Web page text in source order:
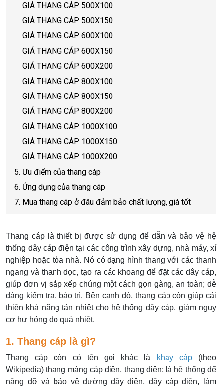
GIÁ THANG CÁP 500X100
GIÁ THANG CÁP 500X150
GIÁ THANG CÁP 600X100
GIÁ THANG CÁP 600X150
GIÁ THANG CÁP 600X200
GIÁ THANG CÁP 800X100
GIÁ THANG CÁP 800X150
GIÁ THANG CÁP 800X200
GIÁ THANG CÁP 1000X100
GIÁ THANG CÁP 1000X150
GIÁ THANG CÁP 1000X200
5. Ưu điểm của thang cáp
6. Ứng dụng của thang cáp
7. Mua thang cáp ở đâu đảm bảo chất lượng, giá tốt
Thang cáp là thiết bị được sử dụng để dẫn và bảo vệ hệ
thống dây cáp điện tại các công trình xây dựng, nhà máy, xí
nghiệp hoặc tòa nhà. Nó có dạng hình thang với các thanh
ngang và thanh dọc, tạo ra các khoang để đặt các dây cáp,
giúp đơn vị sắp xếp chúng một cách gọn gàng, an toàn; dễ
dàng kiểm tra, bảo trì. Bên cạnh đó, thang cáp còn giúp cải
thiện khả năng tản nhiệt cho hệ thống dây cáp, giảm nguy
cơ hư hỏng do quá nhiệt.
1. Thang cáp là gì?
Thang cáp còn có tên gọi khác là khay cáp(theo
Wikipedia) thang máng cáp điện, thang điện; là hệ thống để
nâng đỡ và bảo vệ đường dây điện, dây cáp điện, làm